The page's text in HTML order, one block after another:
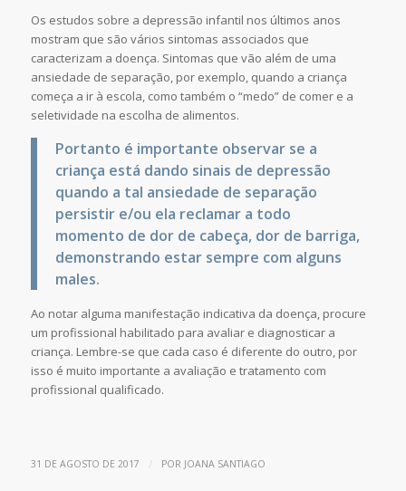
Os estudos sobre a depressão infantil nos últimos anos
mostram que são vários sintomas associados que
caracterizam a doença. Sintomas que vão além de uma
ansiedade de separação, por exemplo, quando a criança
começa a ir à escola, como também o “medo” de comer e a
seletividade na escolha de alimentos.
Portanto é importante observar se a
criança está dando sinais de depressão
quando a tal ansiedade de separação
persistir e/ou ela reclamar a todo
momento de dor de cabeça, dor de barriga,
demonstrando estar sempre com alguns
males.
Ao notar alguma manifestação indicativa da doença, procure
um profissional habilitado para avaliar e diagnosticar a
criança. Lembre-se que cada caso é diferente do outro, por
isso é muito importante a avaliação e tratamento com
profissional qualificado.
31 DE AGOSTO DE 2017 / POR JOANA SANTIAGO